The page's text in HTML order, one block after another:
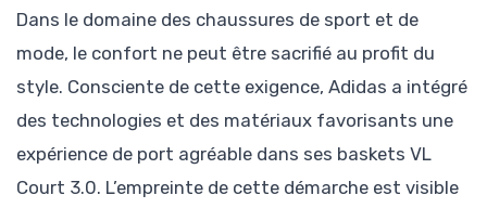
Dans le domaine des chaussures de sport et de
mode, le confort ne peut être sacrifié au profit du
style. Consciente de cette exigence, Adidas a intégré
des technologies et des matériaux favorisants une
expérience de port agréable dans ses baskets VL
Court 3.0. L’empreinte de cette démarche est visible